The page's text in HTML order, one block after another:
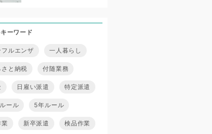
ーワード
フルエンザ 一人暮らし
と納税 付随業務
日雇い派遣 特定派遣
ール 5年ルール
業 新卒派遣 検品作業